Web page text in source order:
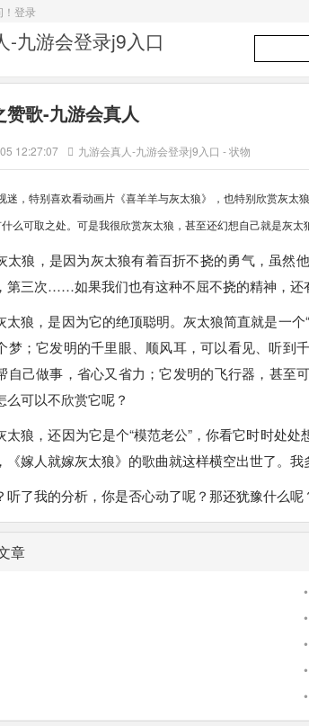
登录
-九游会登录j9入口
赞歌-九游会真人
12:27:07 九游会真人-九游会登录j9入口 -状物
迷，特别喜欢看动画片《喜羊羊与灰太狼》，也特别欣赏灰太
么可取之处。可是我很欣赏灰太狼，甚至还幻想自己就是灰太
太狼，是因为灰太狼有着百折不挠的勇气，虽然
第三次……如果我们也有这种不屈不挠的精神，还
太狼，是因为它的绝顶聪明。灰太狼简直就是一
梦；它发明的千里眼、顺风耳，可以看见、听到
自己做事，省心又省力；它发明的飞行器，甚
么可以不欣赏它呢？
太狼，还因为它是个“模范老公”，你看它时时处
《嫁人就嫁灰太狼》的歌曲就这样横空出世了。
听了我的分析，你是否心动了呢？那还犹豫什么呢
章
•
•
•
•
•